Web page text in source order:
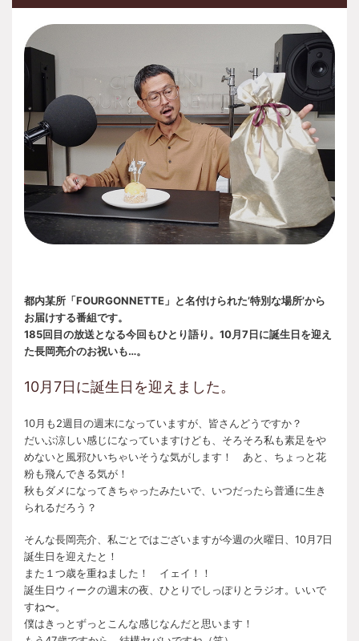
都内某所「FOURGONNETTE」と名付けられた’特別な場所’から
お届けする番組です。
185回目の放送となる今回もひとり語り。10月7日に誕生日を迎え
た長岡亮介のお祝いも…。
10月7日に誕生日を迎えました。
10月も2週目の週末になっていますが、皆さんどうですか？
だいぶ涼しい感じになっていますけども、そろそろ私も素足をや
めないと風邪ひいちゃいそうな気がします！ あと、ちょっと花
粉も飛んできる気が！
秋もダメになってきちゃったみたいで、いつだったら普通に生き
られるだろう？
そんな長岡亮介、私ごとではございますが今週の火曜日、 10月7日
誕生日を迎えたと！
また１つ歳を重ねました！ イェイ！！
誕生日ウィークの週末の夜、ひとりでしっぽりとラジオ。いいで
すね〜。
僕はきっとずっとこんな感じなんだと思います！